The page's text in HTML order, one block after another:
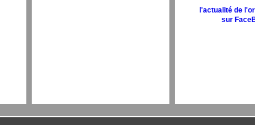
l'actualité de
sur